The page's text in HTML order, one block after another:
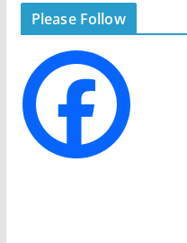
r
e
s
Please Follow